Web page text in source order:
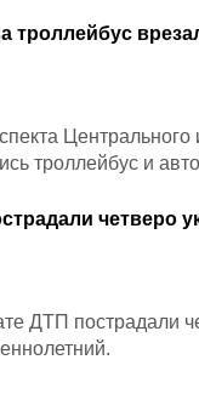
троллейбус
Центрального
троллейбус и
четверо
ДТП пострадали